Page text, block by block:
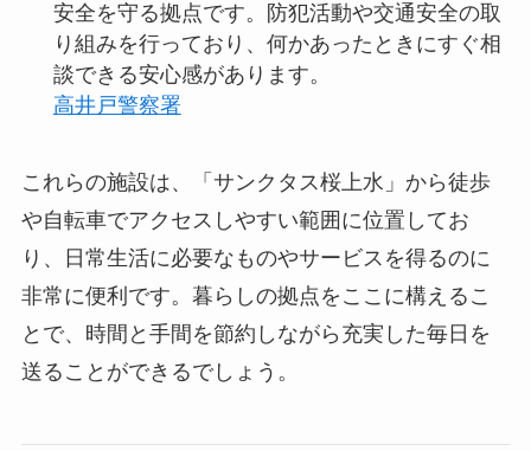
安全を守る拠点です。防犯活動や交通安全の取
り組みを行っており、何かあったときにすぐ相
談できる安心感があります。
高井戸警察署
これらの施設は、「サンクタス桜上水」から徒歩
や自転車でアクセスしやすい範囲に位置してお
り、日常生活に必要なものやサービスを得るのに
非常に便利です。暮らしの拠点をここに構えるこ
とで、時間と手間を節約しながら充実した毎日を
送ることができるでしょう。